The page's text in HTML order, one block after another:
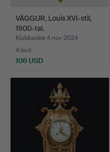
VÄGGUR, Louis XVI-stil,
1900-tal.
Klubbades 4 nov 2024
4 bud
106 USD